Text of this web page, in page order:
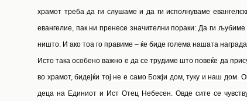
храмот треба да ги слушаме и да ги исполнуваме
евангелие, пак ни пренесе значителни пораки: Да ги
ништо. И ако тоа го правиме – ќе биде голема нашата
Исто така особено важно е да се трудиме што повеќе да
во храмот, бидејќи тојне е само Божји дом, туку и наш дом.
деца на Единиот и Ист Отец Небесен. Овде сите се